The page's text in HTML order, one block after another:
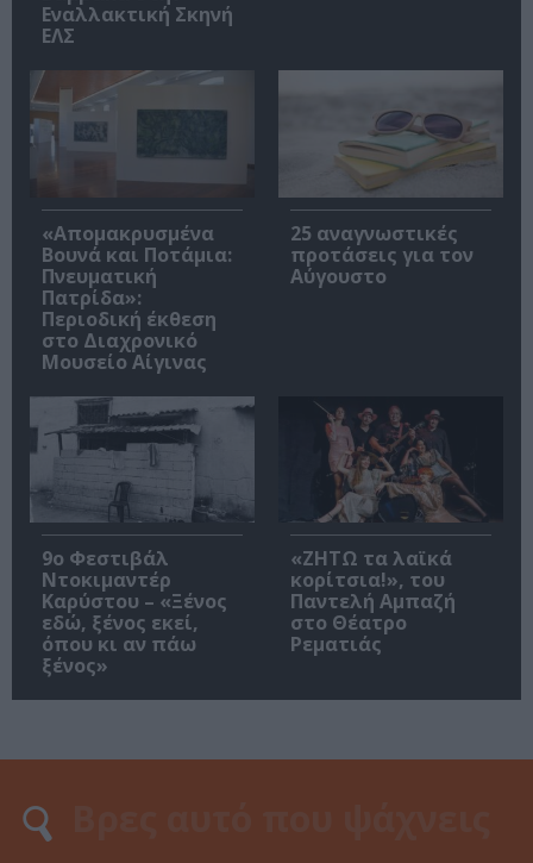
Εναλλακτική Σκηνή
ΕΛΣ
«Απομακρυσμένα
Βουνά και Ποτάμια:
Πνευματική
Πατρίδα»:
Περιοδική έκθεση
στο Διαχρονικό
Μουσείο Αίγινας
25 αναγνωστικές
προτάσεις για τον
Αύγουστο
9ο Φεστιβάλ
Ντοκιμαντέρ
Καρύστου – «Ξένος
εδώ, ξένος εκεί,
όπου κι αν πάω
ξένος»
«ΖΗΤΩ τα λαϊκά
κορίτσια!», του
Παντελή Αμπαζή
στο Θέατρο
Ρεματιάς